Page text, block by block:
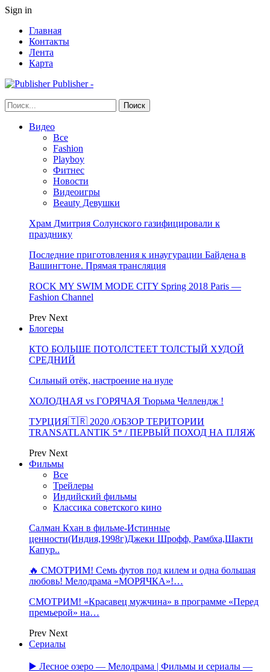
Sign in
Главная
Контакты
Лента
Карта
Publisher -
Видео
Все
Fashion
Playboy
Фитнес
Новости
Видеоигры
Beauty Девушки
Храм Дмитрия Солунского газифицировали к
празднику
Последние приготовления к инаугурации Байдена в
Вашингтоне. Прямая трансляция
ROCK MY SWIM MODE CITY Spring 2018 Paris —
Fashion Channel
Prev Next
Блогеры
КТО БОЛЬШЕ ПОТОЛСТЕЕТ ТОЛСТЫЙ ХУДОЙ
СРЕДНИЙ
Сильный отёк, настроение на нуле
ХОЛОДНАЯ vs ГОРЯЧАЯ Тюрьма Челлендж !
ТУРЦИЯ🇹🇷 2020 /ОБЗОР ТЕРИТОРИИ
TRANSATLANTIK 5* / ПЕРВЫЙ ПОХОД НА ПЛЯЖ
Prev Next
Фильмы
Все
Трейлеры
Индийский фильмы
Классика советского кино
Салман Кхан в фильме-Истинные
ценности(Индия,1998г)Джеки Шрофф, Рамбха,Шакти
Капур..
🔥 СМОТРИМ! Семь футов под килем и одна большая
любовь! Мелодрама «МОРЯЧКА»!…
СМОТРИМ! «Красавец мужчина» в программе «Перед
премьерой» на…
Prev Next
Сериалы
▶️ Лесное озеро — Мелодрама | Фильмы и сериалы —